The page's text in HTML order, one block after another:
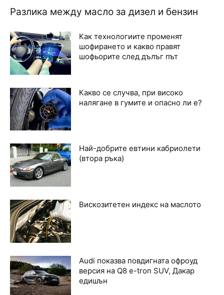
Разлика между масло за дизел и бензин
Как технологиите променят
шофирането и какво правят
шофьорите след дълъг път
Какво се случва, при високо
налягане в гумите и опасно ли е?
Най-добрите евтини кабриолети
(втора ръка)
Вискозитетен индекс на маслото
Audi показва повдигната офроуд
версия на Q8 e-tron SUV, Дакар
едишън